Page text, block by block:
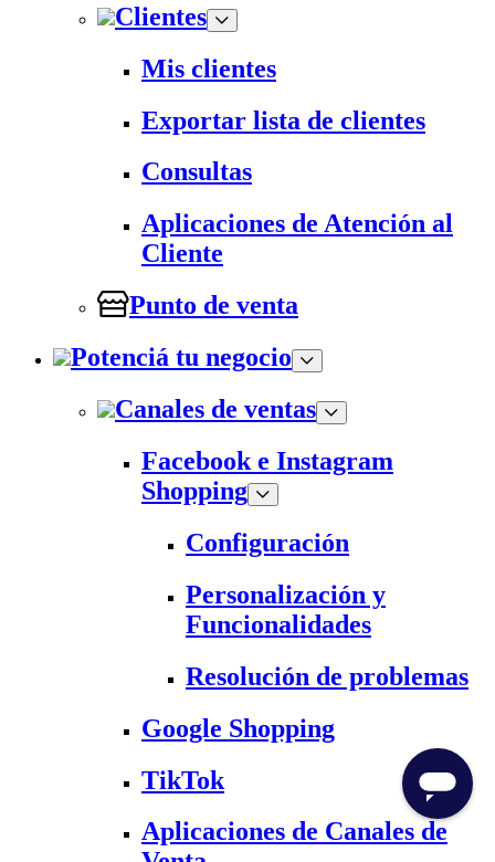
Clientes
Mis clientes
Exportar lista de clientes
Consultas
Aplicaciones de Atención al
Cliente
Punto de venta
Potenciá tu negocio
Canales de ventas
Facebook e Instagram
Shopping
Configuración
Personalización y
Funcionalidades
Resolución de problemas
Google Shopping
TikTok
Aplicaciones de Canales de